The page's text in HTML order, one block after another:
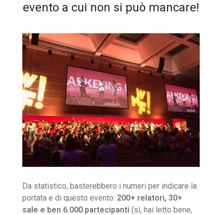
evento a cui non si può mancare!
Da statistico, basterebbero i numeri per indicare la
portata e di questo evento: 200+ relatori, 30+
sale e ben 6.000 partecipanti (sì, hai letto bene,